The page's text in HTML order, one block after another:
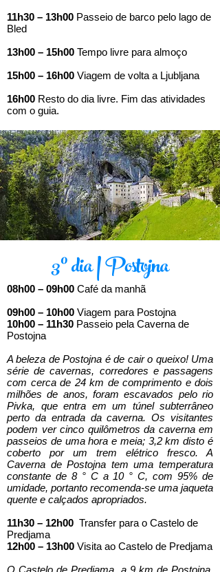
11h30 – 13h00 Passeio de barco pelo lago de
Bled
13h00 – 15h00 Tempo livre para almoço
15h00 – 16h00 Viagem de volta a Ljubljana
16h00 Resto do dia livre. Fim das atividades
com o guia.
3º dia | Postojna
08h00 – 09h00 Café da manhã
09h00 – 10h00 Viagem para Postojna
10h00 – 11h30 Passeio pela Caverna de
Postojna
A beleza de Postojna é de cair o queixo! Uma
série de cavernas, corredores e passagens
com cerca de 24 km de comprimento e dois
milhões de anos, foram escavados pelo rio
Pivka, que entra em um túnel subterrâneo
perto da entrada da caverna. Os visitantes
podem ver cinco quilômetros da caverna em
passeios de uma hora e meia; 3,2 km disto é
coberto por um trem elétrico fresco. A
Caverna de Postojna tem uma temperatura
constante de 8 ° C a 10 ° C, com 95% de
umidade, portanto recomenda-se uma jaqueta
quente e calçados apropriados.
11h30 – 12h00 Transfer para o Castelo de
Predjama
12h00 – 13h00 Visita ao Castelo de Predjama
O Castelo de Predjama, a 9 km de Postojna,